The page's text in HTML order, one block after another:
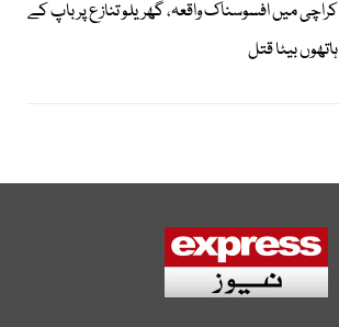
کراچی میں افسوسناک واقعہ، گھریلو تنازع پر باپ کے
ہاتھوں بیٹا قتل